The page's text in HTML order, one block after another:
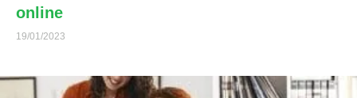
online
19/01/2023